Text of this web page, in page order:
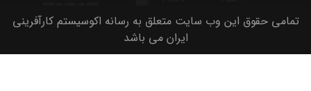
تمامی حقوق این وب سایت متعلق به رسانه اکوسیستم کارآفرینی
ایران می باشد